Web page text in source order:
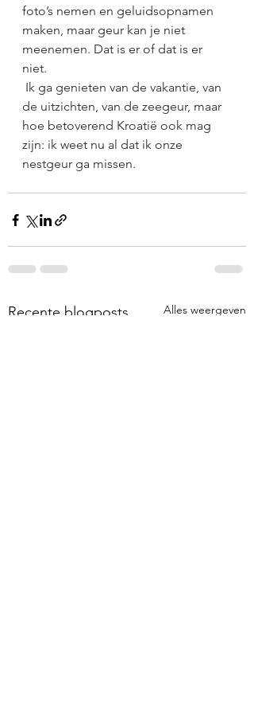
foto’s nemen en geluidsopnamen
maken, maar geur kan je niet
meenemen. Dat is er of dat is er
niet.
de uitzichten, van de zeegeur, maar
hoe betoverend Kroatië ook mag
zijn: ik weet nu al dat ik onze
nestgeur ga missen.
Recente blogposts Alles weergeven